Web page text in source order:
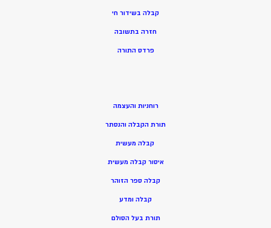
קבלה בשידור חי
חזרה בתשובה
פרדס התורה
רוחניות והעצמה
תורת הקבלה והנסתר
קבלה מעשית
איסור קבלה מעשית
קבלה ספר הזוהר
קבלה ומדע
תורת בעל הסולם